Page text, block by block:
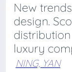
New
design.
luxury
NING, YAN